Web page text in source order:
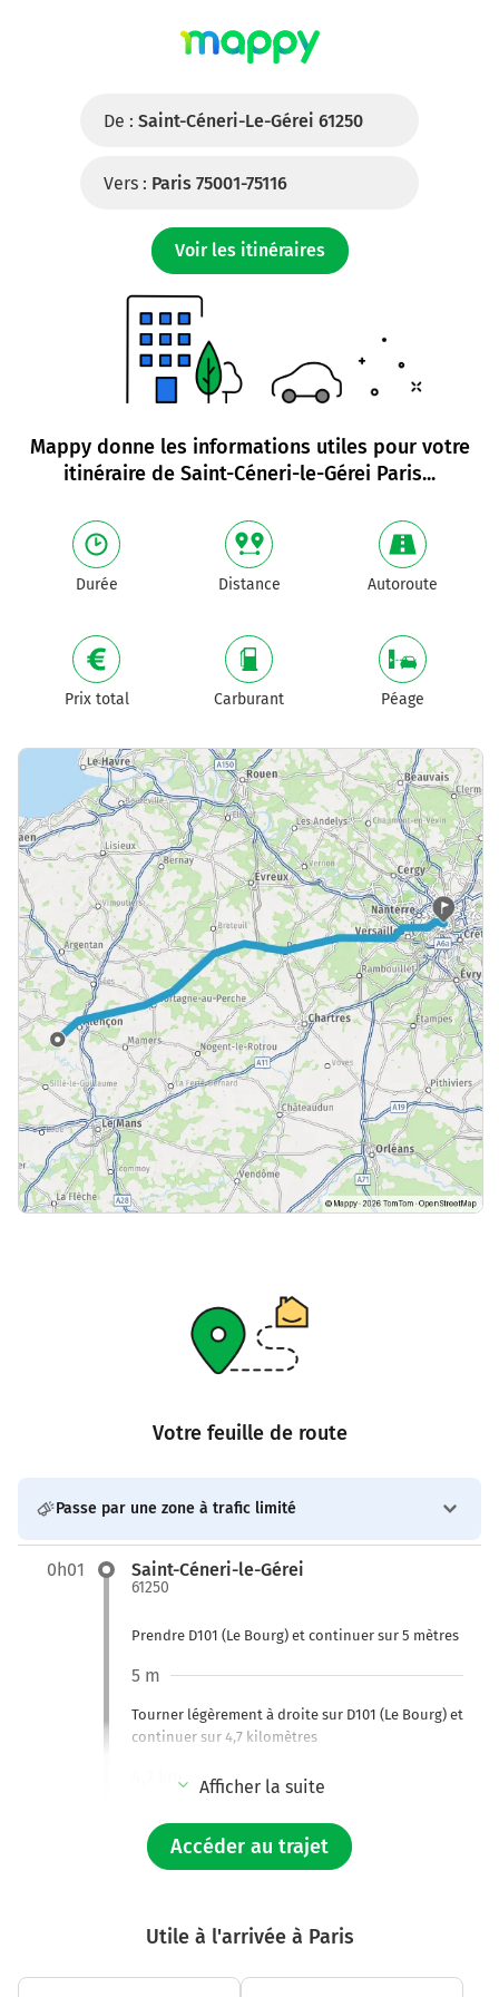
De : Saint-Céneri-Le-Gérei 61250
Vers : Paris 75001-75116
Voir les itinéraires
Mappy donne les informations utiles pour votre
itinéraire de Saint-Céneri-le-Gérei Paris...
Durée Distance Autoroute
Prix total Carburant Péage
Votre feuille de route
Passe par une zone à trafic limité
0h01 Saint-Céneri-le-Gérei
61250
Prendre D101 (Le Bourg) et continuer sur 5 mètres
Tourner légèrement à droite sur D101 (Le Bourg) et
continuer sur 4,7 kilomètres
5 m
continuer sur 2 kilomètre
4,7 km
sur 2,3 kilomètres
9,0 km
Afficher la suite
Accéder au trajet
Utile à l'arrivée à Paris